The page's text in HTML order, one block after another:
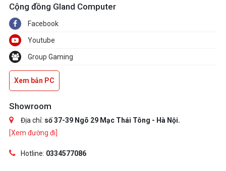
Cộng đồng Gland Computer
Facebook
Youtube
Group Gaming
Xem bản PC
Showroom
Địa chỉ: số 37-39 Ngõ 29 Mạc Thái Tông - Hà Nội.
[Xem đường đi]
Hotline: 0334577086